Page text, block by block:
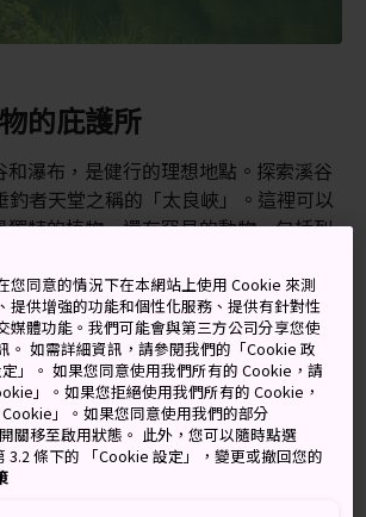
的庇護所
和瀑布，是健行的理想地點。探索溪谷
釣者天堂之稱的「太良峽」。這裡可以
特的植物，還有罕見的動物，包括列
到此一遊可看到翠綠群山，或於秋天滿
您同意的情況下在本網站上使用 Cookie 來測
提供增強的功能和個性化服務、提供有針對性
媒體功能。我們可能會與第三方公司分享您使
。 如需詳細資訊，請參閱我們的「Cookie 政
」。 如果您同意使用我們所有的 Cookie，請
」。如果您拒絕使用我們所有的 Cookie，
」。如果您同意使用我們的部分
關移至啟用狀態。 此外，您可以隨時點選
3.2 條下的 「Cookie 設定」，變更或撤回您的